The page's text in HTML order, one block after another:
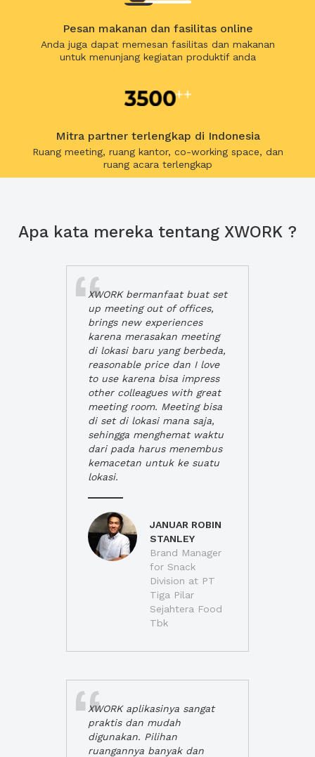
Pesan makanan dan fasilitas online
Anda juga dapat memesan fasilitas dan makanan
untuk menunjang kegiatan produktif anda
Mitra partner terlengkap di Indonesia
Ruang meeting, ruang kantor, co-working space, dan
ruang acara terlengkap
Apa kata mereka tentang XWORK ?
XWORK bermanfaat buat set
up meeting out of offices,
brings new experiences
karena merasakan meeting
di lokasi baru yang berbeda,
reasonable price dan I love
to use karena bisa impress
other colleagues with great
meeting room. Meeting bisa
di set di lokasi mana saja,
sehingga menghemat waktu
dari pada harus menembus
kemacetan untuk ke suatu
lokasi.
JANUAR ROBIN
STANLEY
Brand Manager
for Snack
Division at PT
Tiga Pilar
Sejahtera Food
Tbk
XWORK aplikasinya sangat
praktis dan mudah
digunakan. Pilihan
ruangannya banyak dan